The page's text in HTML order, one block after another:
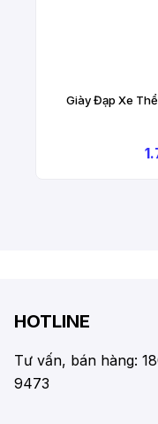
Giày Đạp Xe Thể
HOTLINE
Tư vấn, bán hàng:
9473